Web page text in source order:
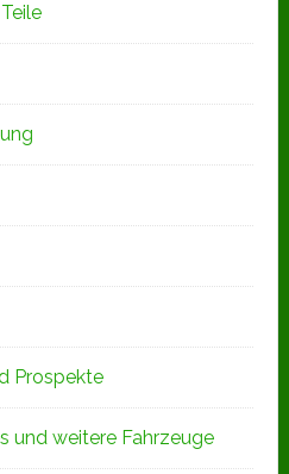
Prospekte
und weitere Fahrzeuge